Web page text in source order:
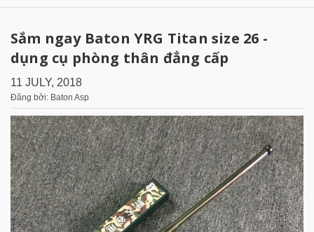
Sắm ngay Baton YRG Titan size 26 -
dụng cụ phòng thân đẳng cấp
11 JULY, 2018
Đăng bởi: Baton Asp